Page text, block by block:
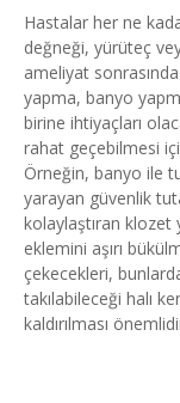
Hastalar her ne
değneği, yürüteç
ameliyat
yapma, banyo
birine ihtiyaçları
rahat geçebilmesi
Örneğin, banyo ile
yarayan güvenlik
kolaylaştıran klozet
eklemini aşırı
çekecekleri,
takılabileceği halı
kaldırılması